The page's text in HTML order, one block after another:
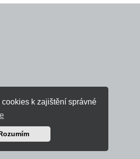
k zajištění správné